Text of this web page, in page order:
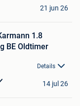
21 jun 26
1.8
BE Oldtimer
Details
14 jul 26